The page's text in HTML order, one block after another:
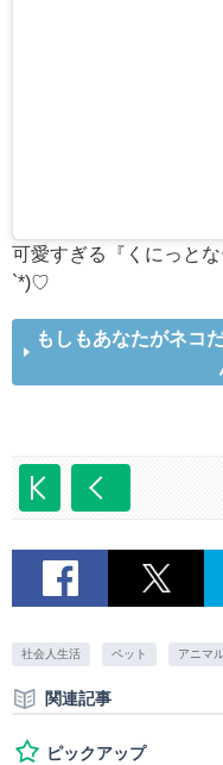
可愛すぎる『くにっと
`*)♡
もしもあなたがネコ
社会人生活 ペット アニマ
関連記事
ピックアップ